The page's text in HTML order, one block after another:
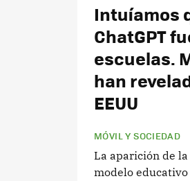
Intuíamos
ChatGPT
escuelas.
han
EEUU
MÓVIL Y SOCIEDAD
La aparición de
modelo